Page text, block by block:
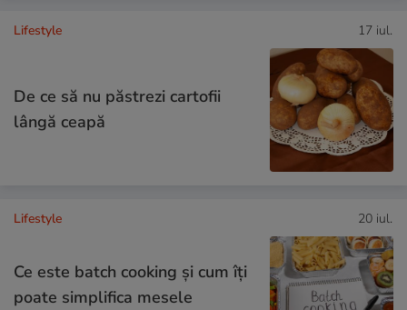
Lifestyle 17 iul.
De ce să nu păstrezi cartofii
lângă ceapă
Lifestyle 20 iul.
Ce este batch cooking și cum îți
poate simplifica mesele